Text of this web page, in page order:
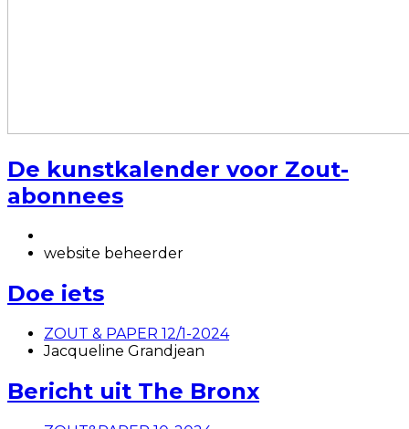
De kunstkalender voor Zout-
abonnees
website beheerder
Doe iets
ZOUT & PAPER 12/1-2024
Jacqueline Grandjean
Bericht uit The Bronx